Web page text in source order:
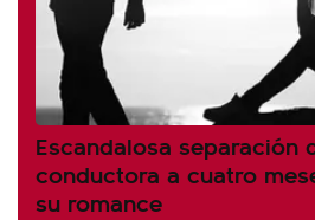
Escandalosa separación
conductora a cuatro
su romance